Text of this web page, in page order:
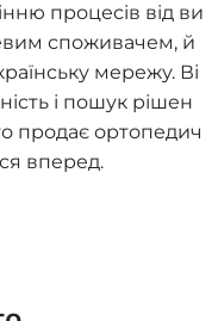
процесів від ви
споживачем, й
мережу. Ві
і пошук рішен
продає ортопедич
вперед.